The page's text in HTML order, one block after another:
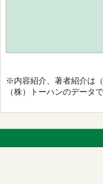
※内容紹介、著者紹介は
（株）トーハンのデータで